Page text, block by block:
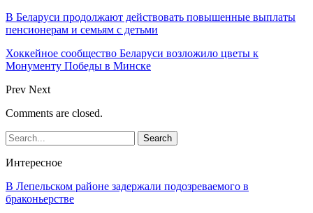
В Беларуси продолжают действовать повышенные выплаты
пенсионерам и семьям с детьми
Хоккейное сообщество Беларуси возложило цветы к
Монументу Победы в Минске
Prev Next
Comments are closed.
Интересное
В Лепельском районе задержали подозреваемого в
браконьерстве